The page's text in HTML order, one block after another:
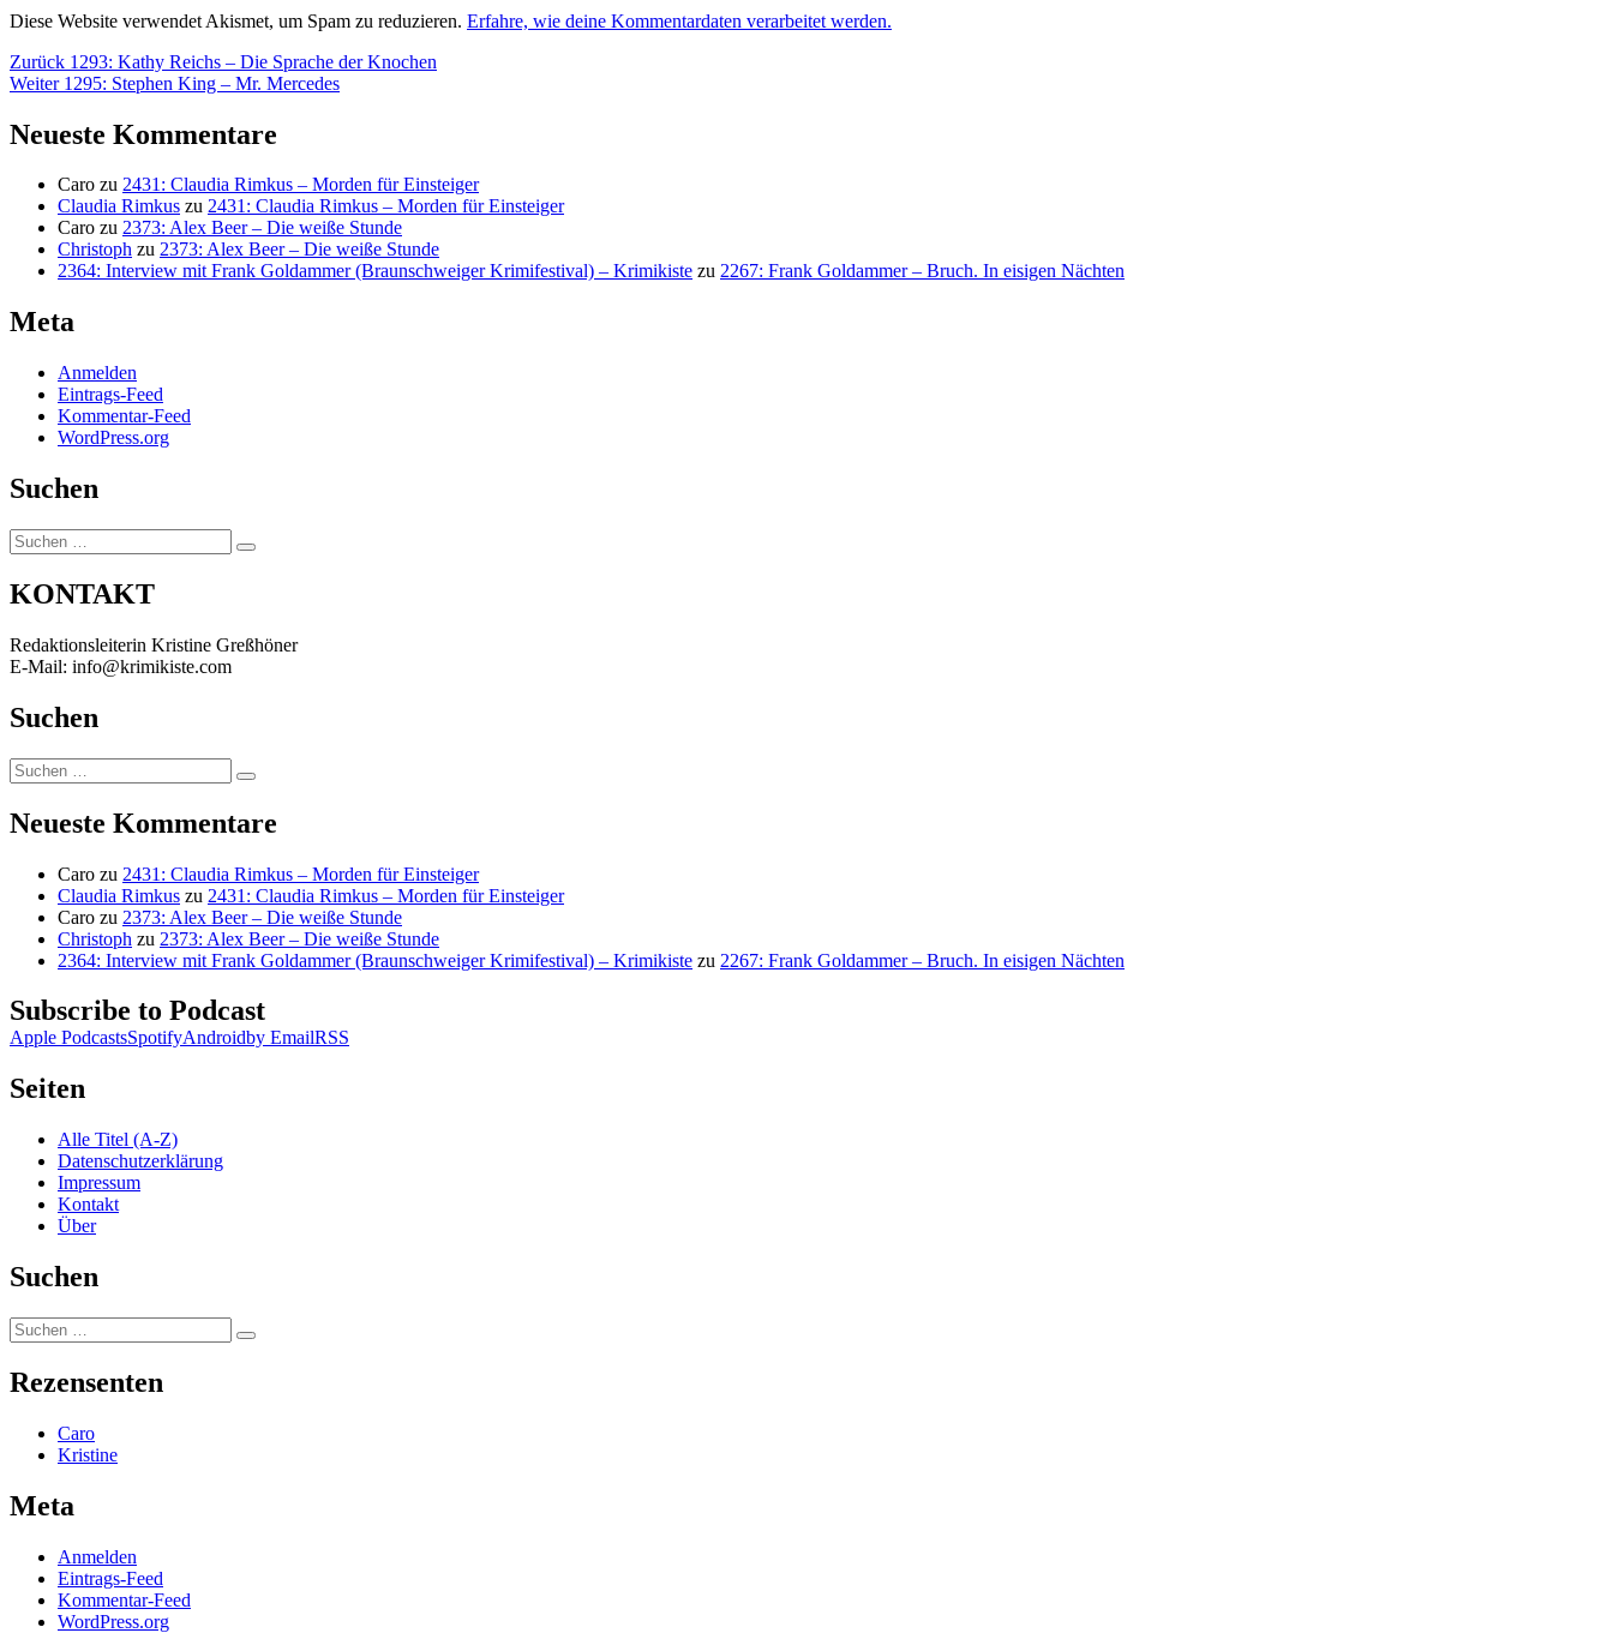
Diese Website verwendet Akismet, um Spam zu reduzieren. Erfahre, wie deine Kommentardaten verarbeitet werden.
Beitragsnavigation
Zurück Vorheriger
Beitrag:
1293: Kathy Reichs – Die Sprache der Knochen
Weiter Nächster
1295: Stephen King – Mr. Mercedes
Neueste Kommentare
Caro zu 2431: Claudia Rimkus – Morden für Einsteiger
Claudia Rimkus zu 2431: Claudia Rimkus – Morden für Einsteiger
Caro zu 2373: Alex Beer – Die weiße Stunde
Christoph zu 2373: Alex Beer – Die weiße Stunde
2364: Interview mit Frank Goldammer (Braunschweiger Krimifestival) – Krimikiste zu 2267: Frank Goldammer – Bruch. In eisigen Nächten
Meta
Anmelden
Eintrags-Feed
Kommentar-Feed
WordPress.org
Suchen
Suchen
nach:
Suchen
KONTAKT
Redaktionsleiterin Kristine Greßhöner
E-Mail: info@krimikiste.com
Suchen
Suchen
nach:
Suchen
Neueste Kommentare
Caro zu 2431: Claudia Rimkus – Morden für Einsteiger
Claudia Rimkus zu 2431: Claudia Rimkus – Morden für Einsteiger
Caro zu 2373: Alex Beer – Die weiße Stunde
Christoph zu 2373: Alex Beer – Die weiße Stunde
2364: Interview mit Frank Goldammer (Braunschweiger Krimifestival) – Krimikiste zu 2267: Frank Goldammer – Bruch. In eisigen Nächten
Subscribe to Podcast
Apple PodcastsSpotifyAndroidby EmailRSS
Seiten
Alle Titel (A-Z)
Datenschutzerklärung
Impressum
Kontakt
Über
Suchen
Suchen
nach:
Suchen
Rezensenten
Caro
Kristine
Meta
Anmelden
Eintrags-Feed
Kommentar-Feed
WordPress.org